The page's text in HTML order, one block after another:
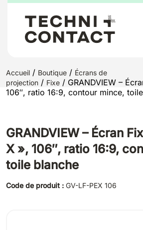
Accueil / Boutique / Écrans de
projection / Fixe / GRANDVIEW –
106″, ratio 16:9, contour mince,
GRANDVIEW – Écran
X », 106″, ratio 16:9,
toile blanche
Code de produit : GV-LF-PEX 106